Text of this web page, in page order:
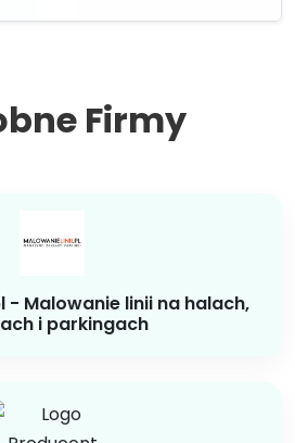
Firmy
- Malowanie linii na halach,
i parkingach